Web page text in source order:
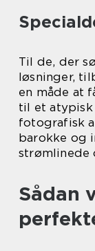
Til de, der
løsninger,
en måde at
til et
fotografisk
barokke og
strømlinede
Sådan